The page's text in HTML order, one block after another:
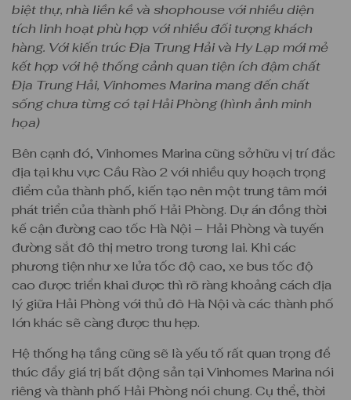
biệt thự, nhà liền kề và shophouse với nhiều diện
tích linh hoạt phù hợp với nhiều đối tượng khách
hàng. Với kiến trúc Địa Trung Hải và Hy Lạp mới mẻ
kết hợp với hệ thống cảnh quan tiện ích đậm chất
Địa Trung Hải, Vinhomes Marina mang đến chất
sống chưa từng có tại Hải Phòng (hình ảnh minh
họa)
Bên cạnh đó, Vinhomes Marina cũng sở hữu vị trí đắc
địa tại khu vực Cầu Rào 2 với nhiều quy hoạch trọng
điểm của thành phố, kiến tạo nên một trung tâm mới
phát triển của thành phố Hải Phòng. Dự án đồng thời
kế cận đường cao tốc Hà Nội – Hải Phòng và tuyến
đường sắt đô thị metro trong tương lai. Khi các
phương tiện như xe lửa tốc độ cao, xe bus tốc độ
cao được triển khai được thì rõ ràng khoảng cách địa
lý giữa Hải Phòng với thủ đô Hà Nội và các thành phố
lớn khác sẽ càng được thu hẹp.
Hệ thống hạ tầng cũng sẽ là yếu tố rất quan trọng để
thúc đẩy giá trị bất động sản tại Vinhomes Marina nói
riêng và thành phố Hải Phòng nói chung. Cụ thể, thời